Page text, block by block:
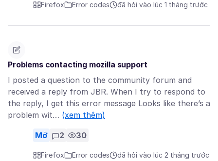
Firefox Error codes đã hỏi vào lúc 1 tháng trước
Problems contacting mozilla support
I posted a question to the community forum and
received a reply from JBR. When I try to respond to
the reply, I get this error message Looks like there’s a
problem wit… (xem thêm)
Mở 2 30
Firefox Error codes
đã hỏi vào lúc 2 tháng trước